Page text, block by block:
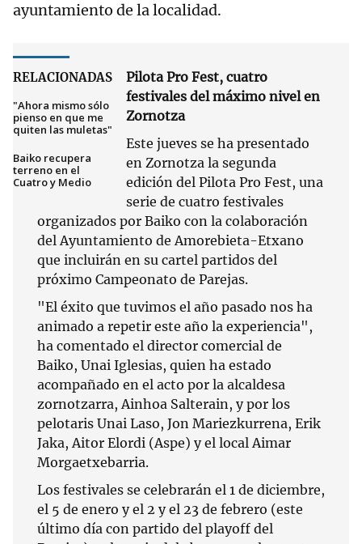
ayuntamiento de la localidad.
RELACIONADAS
"Ahora mismo sólo
pienso en que me
quiten las muletas"
Baiko recupera
terreno en el
Cuatro y Medio
Pilota Pro Fest, cuatro
festivales del máximo nivel en
Zornotza
Este jueves se ha presentado
en Zornotza la segunda
edición del Pilota Pro Fest, una
serie de cuatro festivales
organizados por Baiko con la colaboración
del Ayuntamiento de Amorebieta-Etxano
que incluirán en su cartel partidos del
próximo Campeonato de Parejas.
"El éxito que tuvimos el año pasado nos ha
animado a repetir este año la experiencia",
ha comentado el director comercial de
Baiko, Unai Iglesias, quien ha estado
acompañado en el acto por la alcaldesa
zornotzarra, Ainhoa Salterain, y por los
pelotaris Unai Laso, Jon Mariezkurrena, Erik
Jaka, Aitor Elordi (Aspe) y el local Aimar
Morgaetxebarria.
Los festivales se celebrarán el 1 de diciembre,
el 5 de enero y el 2 y el 23 de febrero (este
último día con partido del playoff del